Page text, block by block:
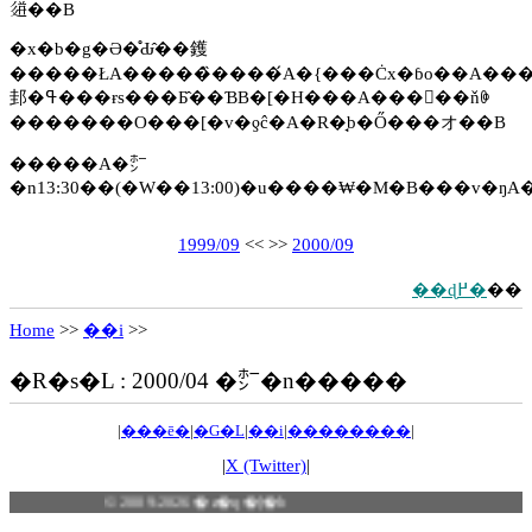
𗬂��B
�x�b�g�Ə�̊Ԃ̂��鑊
邽�ߟ���ɍs���Ƃ̂��ƁB�[�H���A���򏬉��ňꏏ
�������O���[�v�ƍĉ�A�R�̘b�Ő���オ��B
�����A�㍂
1999/09 << >> 2000/09
��ɖ߂���
Home >> ��i >>
�R�s�L : 2000/04 �㍂�n�����
|���ē�|�G�L|��i|��������|
|X (Twitter)|
© 2009-2026 �z�q�[�b